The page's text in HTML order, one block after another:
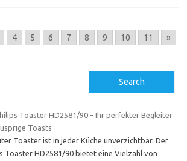
4 5 6 7 8 9 10 11 »
Search
Toaster HD2581/90 – Ihr perfekter Begleiter
Toasts
Toaster ist in jeder Küche unverzichtbar. Der
Toaster HD2581/90 bietet eine Vielzahl von